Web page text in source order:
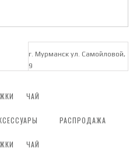
г. Мурманск ул. Самойловой,
9
ЧАЙ
РАСПРОДАЖА
ЧАЙ